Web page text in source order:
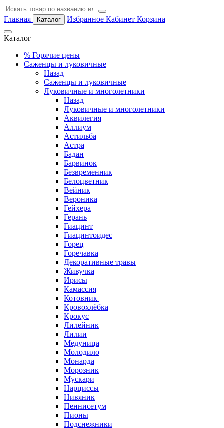
Главная Каталог Избранное Кабинет Корзина
Каталог
% Горячие цены
Саженцы и луковичные
Назад
Саженцы и луковичные
Луковичные и многолетники
Назад
Луковичные и многолетники
Аквилегия
Аллиум
Астильба
Астра
Бадан
Барвинок
Безвременник
Белоцветник
Вейник
Вероника
Гейхера
Герань
Гиацинт
Гиацинтоидес
Горец
Горечавка
Декоративные травы
Живучка
Ирисы
Камассия
Котовник
Кровохлёбка
Крокус
Лилейник
Лилии
Медуница
Молодило
Монарда
Морозник
Мускари
Нарциссы
Нивяник
Пеннисетум
Пионы
Подснежники